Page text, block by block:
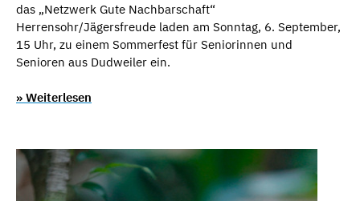
das „Netzwerk Gute Nachbarschaft“
Herrensohr/Jägersfreude laden am Sonntag, 6. September,
15 Uhr, zu einem Sommerfest für Seniorinnen und
Senioren aus Dudweiler ein.
» Weiterlesen